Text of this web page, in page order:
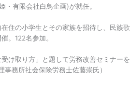
・有限会社白鳥企画)が就任。
住の小学生とその家族を招待し、民族歌
。122名参加。
受け取り方」と題して労務改善セミナーを
事務所社会保険労務士佐藤崇氏）